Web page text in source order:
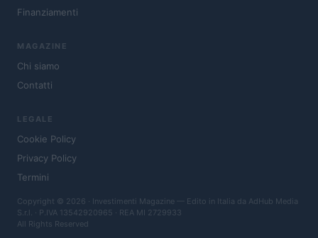
Finanziamenti
MAGAZINE
Chi siamo
Contatti
LEGALE
Cookie Policy
Privacy Policy
Termini
Copyright © 2026 · Investimenti Magazine — Edito in Italia da AdHub Media
S.r.l. · P.IVA 13542920965 · REA MI 2729933
All Rights Reserved